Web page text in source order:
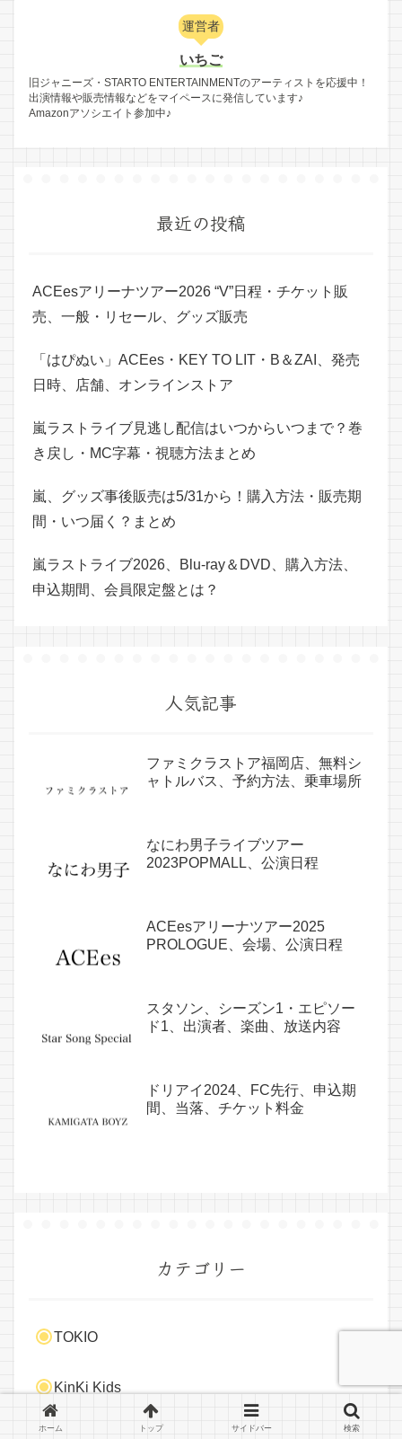
運営者
いちご
旧ジャニーズ・STARTO ENTERTAINMENTのアーティストを応援中！
出演情報や販売情報などをマイペースに発信しています♪
Amazonアソシエイト参加中♪
最近の投稿
ACEesアリーナツアー2026 “V”日程・チケット販
売、一般・リセール、グッズ販売
「はぴぬい」ACEes・KEY TO LIT・B＆ZAI、発売
日時、店舗、オンラインストア
嵐ラストライブ見逃し配信はいつからいつまで？巻
き戻し・MC字幕・視聴方法まとめ
嵐、グッズ事後販売は5/31から！購入方法・販売期
間・いつ届く？まとめ
嵐ラストライブ2026、Blu-ray＆DVD、購入方法、
申込期間、会員限定盤とは？
人気記事
ファミクラストア福岡店、無料シ
ャトルバス、予約方法、乗車場所
なにわ男子ライブツアー
2023POPMALL、公演日程
ACEesアリーナツアー2025
PROLOGUE、会場、公演日程
スタソン、シーズン1・エピソー
ド1、出演者、楽曲、放送内容
ドリアイ2024、FC先行、申込期
間、当落、チケット料金
カテゴリー
TOKIO
KinKi Kids
ホーム トップ サイドバー 検索